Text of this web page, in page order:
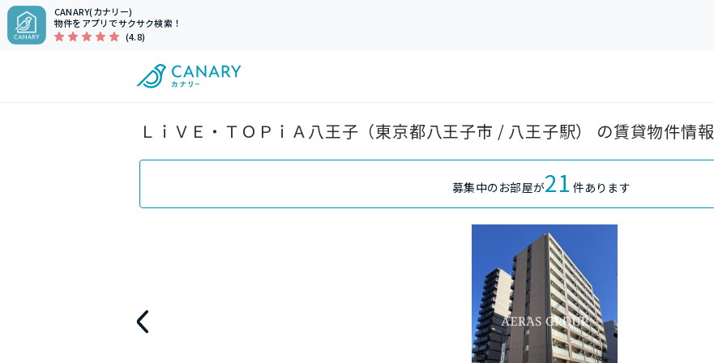
CANARY(カナリー)
物件をアプリでサクサク検索！
(4.8)
ＬｉＶＥ・ＴＯＰｉＡ八王子（東京都八王子市 / 八王子駅） の賃貸物件情報
募集中のお部屋が21 件あります